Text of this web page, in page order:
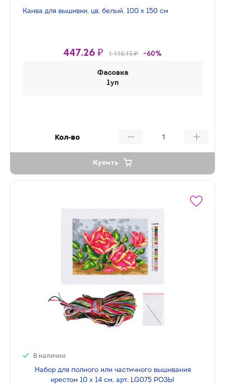
Канва для вышивки, цв. белый, 100 х 150 см
447.26 ₽ 1 118.15 ₽ -60%
Фасовка
1уп
Кол-во
Купить
В наличии
Набор для полного или частичного вышивания
крестом 10 х 14 см, арт. LG075 РОЗЫ